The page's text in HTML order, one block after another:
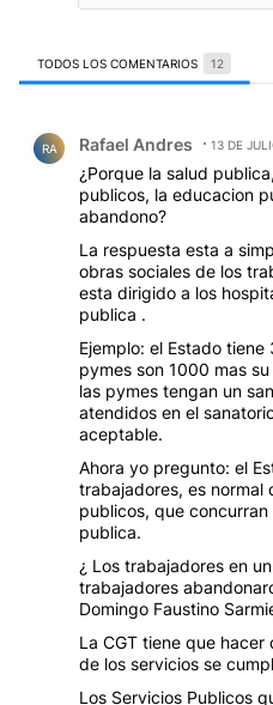
¿Porque la salud
La respuesta esta a
obras sociales de los
esta dirigido a los
publica .
Ejemplo: el Estado tiene
pymes son 1000 mas su
las pymes tengan un
atendidos en el
Ahora yo pregunto: el
trabajadores, es normal
publicos, que concurran
publica.
¿ Los trabajadores en
trabajadores
Domingo Faustino
La CGT tiene que hacer
de los servicios se
Los Servicios Publicos
quiere controlar a los
Que un dueño de una
hospital publico, como
que vengan.